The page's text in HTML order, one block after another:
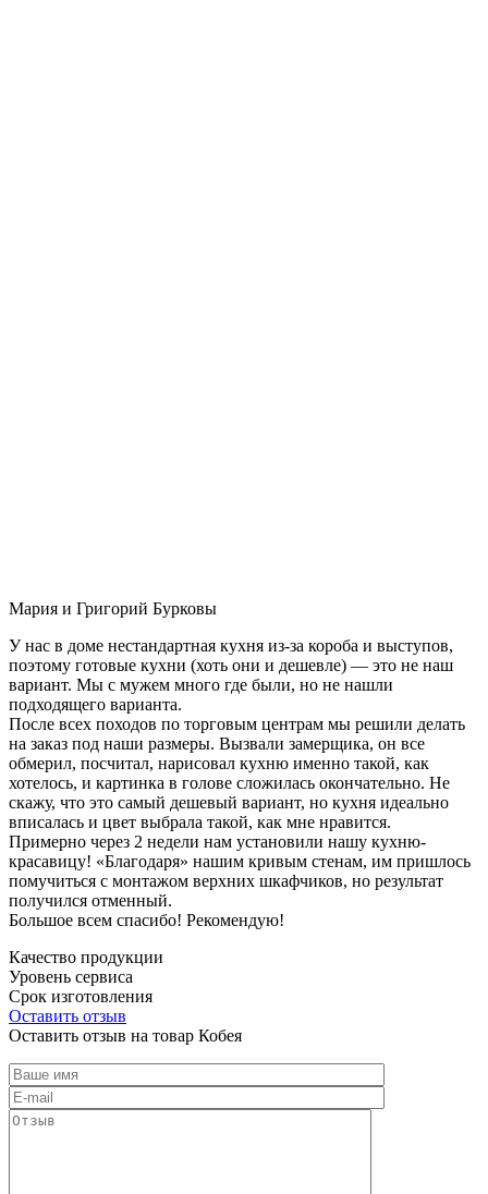
Мария и Григорий Бурковы
У нас в доме нестандартная кухня из-за короба и выступов,
поэтому готовые кухни (хоть они и дешевле) — это не наш
вариант. Мы с мужем много где были, но не нашли
подходящего варианта.
После всех походов по торговым центрам мы решили делать
на заказ под наши размеры. Вызвали замерщика, он все
обмерил, посчитал, нарисовал кухню именно такой, как
хотелось, и картинка в голове сложилась окончательно. Не
скажу, что это самый дешевый вариант, но кухня идеально
вписалась и цвет выбрала такой, как мне нравится.
Примерно через 2 недели нам установили нашу кухню-
красавицу! «Благодаря» нашим кривым стенам, им пришлось
помучиться с монтажом верхних шкафчиков, но результат
получился отменный.
Большое всем спасибо! Рекомендую!
Качество продукции
Уровень сервиса
Срок изготовления
Оставить отзыв
Оставить отзыв на товар Кобея